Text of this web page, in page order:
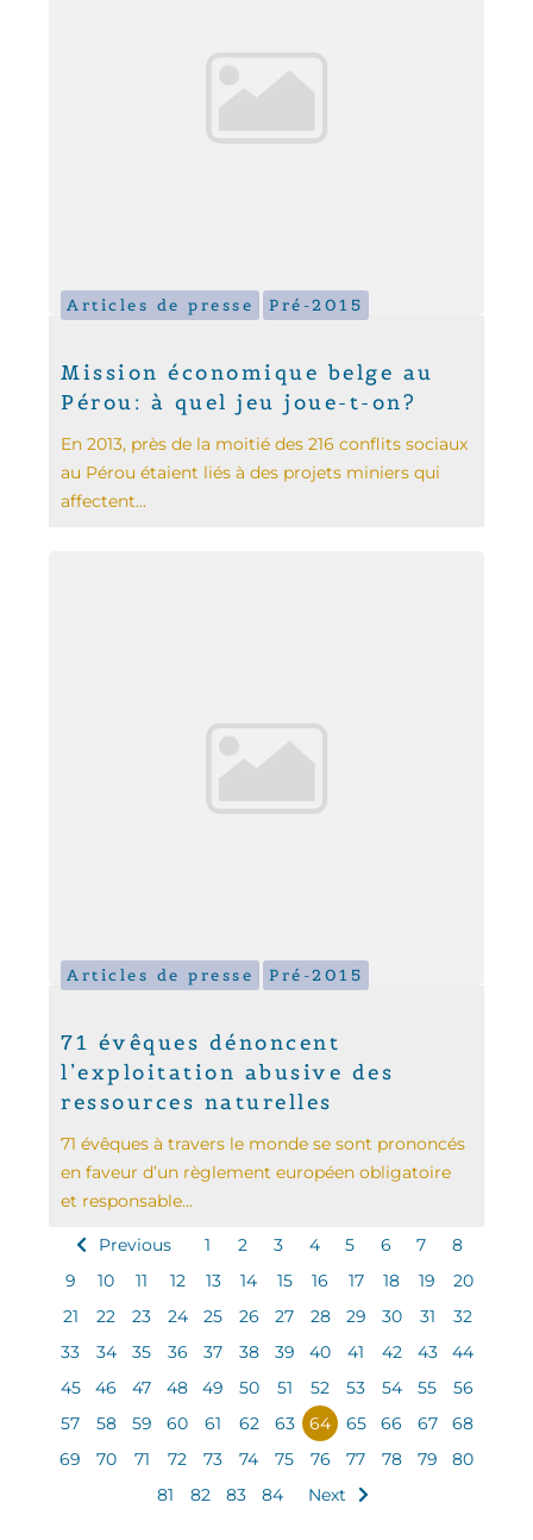
Articles de presse Pré-2015
Mission économique belge au
Pérou: à quel jeu joue-t-on?
En 2013, près de la moitié des 216 conflits sociaux
au Pérou étaient liés à des projets miniers qui
affectent...
Articles de presse Pré-2015
71 évêques dénoncent
l’exploitation abusive des
ressources naturelles
71 évêques à travers le monde se sont prononcés
en faveur d’un règlement européen obligatoire
et responsable...
Previous 1 2 3 4 5 6 7
8
9
10 11 12 13 14 15 16 17 18 19
20
21
22 23 24 25 26 27 28 29 30 31
32
33
34 35 36 37 38 39 40 41 42 43
44
45
46 47 48 49 50 51 52 53 54 55
56
57
58 59 60 61 62 63 64 65 66 67
68
69
70 71 72 73 74 75 76 77 78 79
80
81
82 83 84 Next